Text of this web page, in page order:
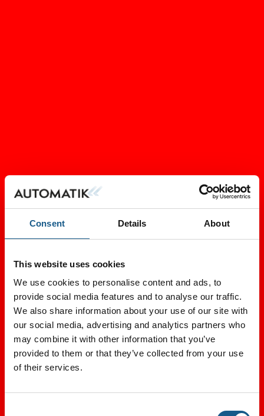
Consent Details About
This website uses cookies
We use cookies to personalise content and ads, to
provide social media features and to analyse our traffic.
We also share information about your use of our site with
our social media, advertising and analytics partners who
may combine it with other information that you’ve
provided to them or that they’ve collected from your use
of their services.